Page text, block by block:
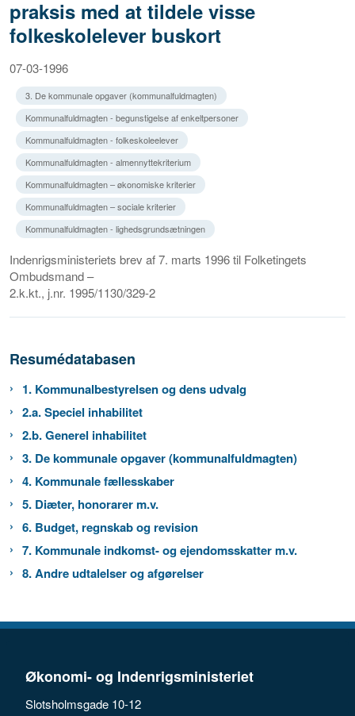
praksis med at tildele visse
folkeskolelever buskort
07-03-1996
3. De kommunale opgaver (kommunalfuldmagten)
Kommunalfuldmagten - begunstigelse af enkeltpersoner
Kommunalfuldmagten - folkeskoleelever
Kommunalfuldmagten - almennyttekriterium
Kommunalfuldmagten – økonomiske kriterier
Kommunalfuldmagten – sociale kriterier
Kommunalfuldmagten - lighedsgrundsætningen
Indenrigsministeriets brev af 7. marts 1996 til Folketingets
Ombudsmand –
2.k.kt., j.nr. 1995/1130/329-2
Resumédatabasen
1. Kommunalbestyrelsen og dens udvalg
2.a. Speciel inhabilitet
2.b. Generel inhabilitet
3. De kommunale opgaver (kommunalfuldmagten)
4. Kommunale fællesskaber
5. Diæter, honorarer m.v.
6. Budget, regnskab og revision
7. Kommunale indkomst- og ejendomsskatter m.v.
8. Andre udtalelser og afgørelser
Økonomi- og Indenrigsministeriet
Slotsholmsgade 10-12